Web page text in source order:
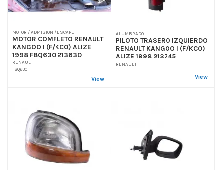
MOTOR / ADMISION / ESCAPE
MOTOR COMPLETO RENAULT
KANGOO I (F/KC0) ALIZE
1998 F8Q630 213630
RENAULT
F8Q630
View
ALUMBRADO
PILOTO TRASERO IZQUIERDO
RENAULT KANGOO I (F/KC0)
ALIZE 1998 213745
RENAULT
View